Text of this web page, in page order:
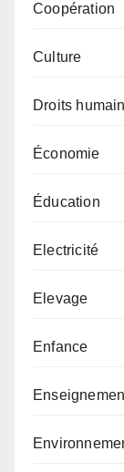
Coopération
Culture
Droits
Économie
Éducation
Electricité
Elevage
Enfance